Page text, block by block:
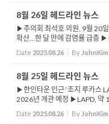
8월 26일 헤드라인 뉴스
▶주의회 최석호 의원, 9월 20일
확산…한 달 만에 감염률 급증 ▶
제기 ▶남가주, 25일 뇌우 발생
Date 2025.08.26 By JohnKim
8월 25일 헤드라인 뉴스
▶한인타운 인근 ‘조지 루카스
2026년 개관 예정 ▶LAPD, 약
주거 침입 범행 드러나 ▶TSA,
Date 2025.08.26 By JohnKim